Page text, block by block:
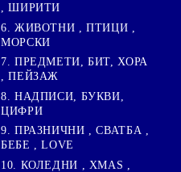
, ШИРИТИ
6. ЖИВОТНИ , ПТИЦИ ,
МОРСКИ
7. ПРЕДМЕТИ, БИТ, ХОРА
, ПЕЙЗАЖ
8. НАДПИСИ, БУКВИ,
ЦИФРИ
9. ПРАЗНИЧНИ , СВАТБА ,
БЕБЕ , LOVE
10. КОЛЕДНИ , XMAS ,